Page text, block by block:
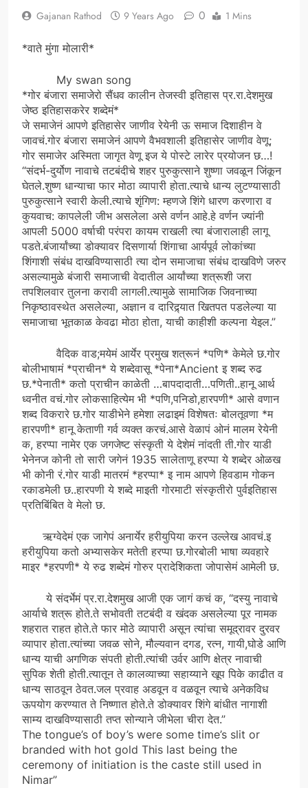
Gajanan Rathod 9 Years Ago 0 1 Mins
*वाते मुंगा मोलारी*
My swan song
*गोर बंजारा समाजेरो सैंधव कालीन तेजस्वी इतिहास प्र.रा.देशमुख
जेष्ठ इतिहासकरेर शब्देमं*
जे समाजेनं आपणे इतिहासेर जाणीव रेयेनी ऊ समाज दिशाहीन वे
जावचं.गोर बंजारा समाजेनं आपणे वैभवशाली इतिहासेर जाणीव वेणू;
गोर समाजेर अस्मिता जागृत वेणू इज ये पोस्टे लारेर प्रयोजन छ…!
“संदर्भ-दुर्योण नावाचे तटबंदीचे शहर पुरुकुत्साने शुष्णा जवळून जिंकून
घेतले.शुष्ण धान्याचा फार मोठा व्यापारी होता.त्याचे धान्य लुटण्यासाठी
पुरुकुत्साने स्वारी केली.त्याचे शृंगिण: म्हणजे शिंगे धारण करणारा व
कुयवाच: कापलेली जीभ असलेला असे वर्णन आहे.हे वर्णन ज्यांनी
आपली 5000 वर्षाची परंपरा कायम राखली त्या बंजारालाही लागू
पडते.बंजार्यांच्या डोक्यावर दिसणार्या शिंगाचा आर्यपूर्व लोकांच्या
शिंगाशी संबंध दाखविण्यासाठी त्या दोन समाजाचा संबंध दाखविणे जरुर
असल्यामुळे बंजारी समाजाची वेदातील आर्यांच्या शत्रूशी जरा
तपशिलवार तुलना करावी लागली.त्यामुळे सामाजिक जिवनाच्या
निकृष्ठावस्थेत असलेल्या, अज्ञान व दारिद्र्यात खितपत पडलेल्या या
समाजाचा भूतकाळ केवढा मोठा होता, याची काहीशी कल्पना येइल.”
वैदिक वाड;मयेमं आर्येर प्रमुख शत्रूनं *पणि* केमेले छ.गोर
बोलीभाषामं *प्राचीन* ये शब्देवासू *पेना*Ancient इ शब्द रुढ
छ.*पेनाती* कतो प्राचीन काळेती …बापदादाती…पणिती..हानू आर्थ
ध्वनीत वचं.गोर लोकसाहित्येम भी *पणि,पनिडो,हारपणी* आसे वणान
शब्द विकरारे छ.गोर याडीभेने हमेशा लढाइमं विशेषतः बोलतूवणा *म
हारपणी* हानू केताणी गर्व व्यक्त करचं.आसे वेळापं ओनं मालम रेयेनी
क, हरप्पा नामेर एक जगजेष्ट संस्कृती ये देशेमं नांदती ती.गोर याडी
भेनेनज कोनी तो सारी जगेनं 1935 सालेताणू हरप्पा ये शब्देर ओळख
भी कोनी रं.गोर याडी मातरमं *हरप्पा* इ नाम आपणे हिवडाम गोकन
रकाडमेली छ..हारपणी ये शब्दे माइती गोरमाटी संस्कृतीरो पुर्वइतिहास
प्रतिबिंबित वे मेलो छ.
ऋग्वेदेमं एक जागेपं अनार्येर हरीयुपिया करन उल्लेख आवचं.इ
हरीयुपिया कतो अभ्यासकेर मतेती हरप्पा छ.गोरबोली भाषा व्यवहारे
माइर *हरपणी* ये रुढ शब्देमं गोरुर प्रादेशिकता जोपासेमं आमेली छ.
ये संदर्भेमं प्र.रा.देशमुख आजी एक जागं कचं क, “दस्यु नावाचे
आर्याचे शत्रू होते.ते सभोवती तटबंदी व खंदक असलेल्या पूर नामक
शहरात राहत होते.ते फार मोठे व्यापारी असून त्यांचा समूद्रावर दुरवर
व्यापार होता.त्यांच्या जवळ सोने, मौल्यवान दगड, रत्न, गायी,घोडे आणि
धान्य याची अगणिक संपती होती.त्यांची उर्वर आणि क्षेत्र नावाची
सुपिक शेती होती.त्यातून ते कालव्याच्या सहाय्याने खूप पिके काढीत व
धान्य साठवून ठेवत.जल प्रवाह अडवून व वळवून त्याचे अनेकविध
ऊपयोग करण्यात ते निष्णात होते.ते डोक्यावर शिंगे बांधीत नागाशी
साम्य दाखविण्यासाठी तप्त सोन्याने जीभेला चीरा देत.”
The tongue’s of boy’s were some time’s slit or
branded with hot gold This last being the
ceremony of initiation is the caste still used in
Nimar”